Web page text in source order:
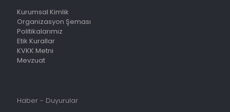
Kurumsal Kimlik
Organizasyon Şeması
Politikalarımız
Etik Kurallar
KVKK Metni
Mevzuat
Haber - Duyurular